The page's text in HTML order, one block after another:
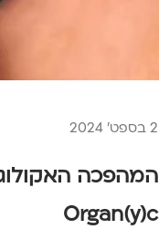
2 בספט׳ 2024
המהפכה
Organ(y)c